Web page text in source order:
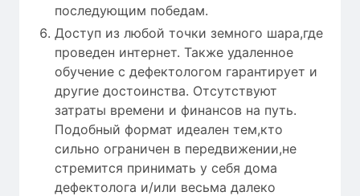
последующим победам.
Доступ из любой точки земного шара,где
проведен интернет. Также удаленное
обучение с дефектологом гарантирует и
другие достоинства. Отсутствуют
затраты времени и финансов на путь.
Подобный формат идеален тем,кто
сильно ограничен в передвижении,не
стремится принимать у себя дома
дефектолога и/или весьма далеко